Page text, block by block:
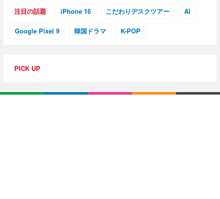
注目の話題 iPhone 16 こだわりデスクツアー AI
Google Pixel 9 韓国ドラマ K-POP
PICK UP